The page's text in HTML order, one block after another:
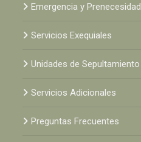
Emergencia y Prenecesidad
Servicios Exequiales
Unidades de Sepultamiento
Servicios Adicionales
Preguntas Frecuentes